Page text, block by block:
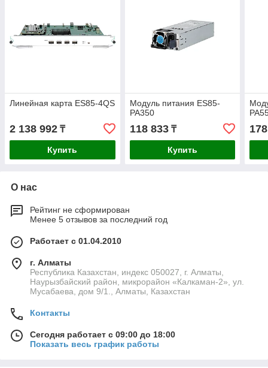
Линейная карта ES85-4QS
2 138 992 ₸
Купить
Модуль питания ES85-
PA350
118 833₸
Купить
О нас
Рейтинг не сформирован
Менее 5 отзывов за последний год
Работает с 01.04.2010
г. Алматы
Республика Казахстан, индекс 050027, г. Алматы,
Наурызбайский район, микрорайон «Калкаман-2», ул.
Мусабаева, дом 9/1., Алматы, Казахстан
Контакты
Сегодня работает с 09:00 до 18:00
Показать весь график работы